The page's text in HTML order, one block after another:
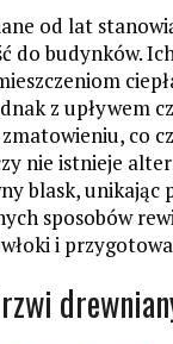
od lat
do budynków.
z upływem
co
nie istnieje
blask,
sposobów
i